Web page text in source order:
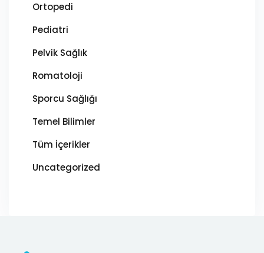
Ortopedi
Pediatri
Pelvik Sağlık
Romatoloji
Sporcu Sağlığı
Temel Bilimler
Tüm İçerikler
Uncategorized